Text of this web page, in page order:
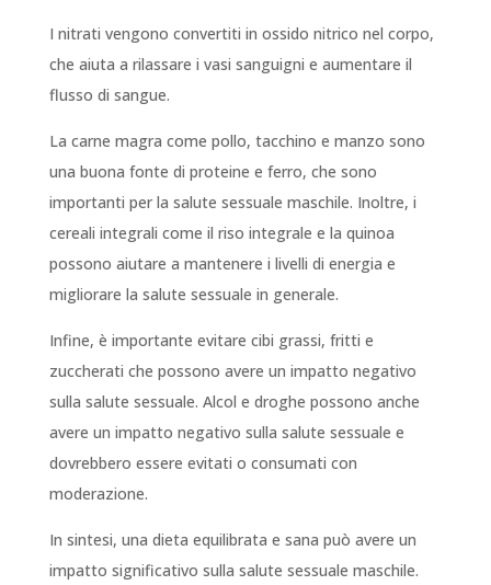
I nitrati vengono convertiti in ossido nitrico nel corpo,
che aiuta a rilassare i vasi sanguigni e aumentare il
flusso di sangue.
La carne magra come pollo, tacchino e manzo sono
una buona fonte di proteine e ferro, che sono
importanti per la salute sessuale maschile. Inoltre, i
cereali integrali come il riso integrale e la quinoa
possono aiutare a mantenere i livelli di energia e
migliorare la salute sessuale in generale.
Infine, è importante evitare cibi grassi, fritti e
zuccherati che possono avere un impatto negativo
sulla salute sessuale. Alcol e droghe possono anche
avere un impatto negativo sulla salute sessuale e
dovrebbero essere evitati o consumati con
moderazione.
In sintesi, una dieta equilibrata e sana può avere un
impatto significativo sulla salute sessuale maschile.